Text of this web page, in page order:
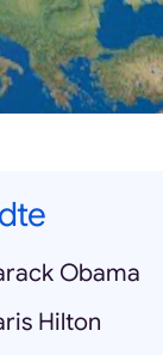
Obama
Hilton